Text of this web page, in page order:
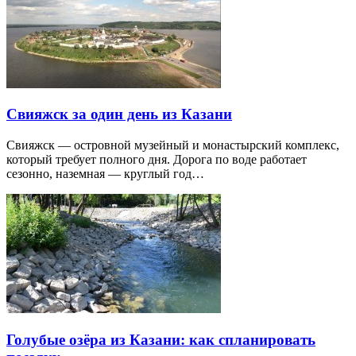
Свияжск за один день из Казани
Свияжск — островной музейный и монастырский комплекс,
который требует полного дня. Дорога по воде работает
сезонно, наземная — круглый год…
Голубые озёра из Казани: как спланировать